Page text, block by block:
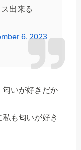
出来る
6, 2023
匂いが好きだか
も匂いが好き